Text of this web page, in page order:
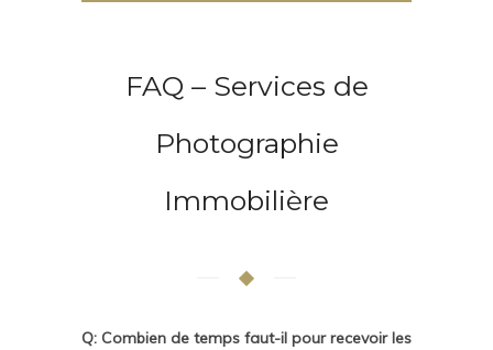
FAQ – Services de
Photographie
Immobilière
Q: Combien de temps faut-il pour recevoir les